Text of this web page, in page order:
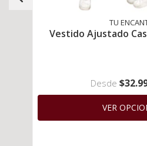
TU
Vestido Ajustado
Desde
VER